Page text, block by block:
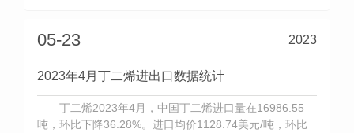
为工业领域开展碳评估、降低碳排放等提供技术支
05-23 2023
2023年4月丁二烯进出口数据统计
丁二烯2023年4月，中国丁二烯进口量在16986.55
吨，环比下降36.28%。进口均价1128.74美元/吨，环比